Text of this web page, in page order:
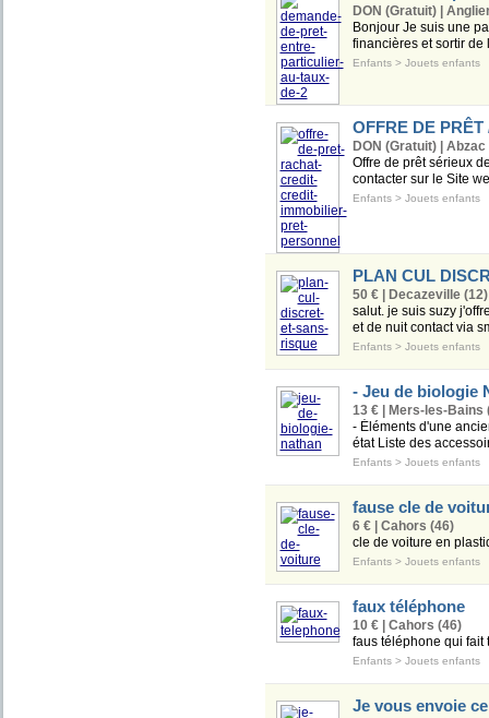
DON (Gratuit) |
Bonjour Je suis une
financières et sortir de
Enfants> Jouets enfants
OFFRE DE
DON (Gratuit) | Abzac
Offre de prêt sérieux
contacter sur le Site
Enfants> Jouets enfants
PLAN CUL
50 € | Decazeville (12)
salut. je suis suzy
et de nuit contact via
Enfants> Jouets enfants
- Jeu de biologie
13 € | Mers-les-Bains
- Éléments d'une
état Liste des
Enfants> Jouets enfants
fause cle de
6 € | Cahors (46)
cle de voiture en
Enfants> Jouets enfants
faux téléphone
10 € | Cahors (46)
faus téléphone qui fait
Enfants> Jouets enfants
Je vous envoie